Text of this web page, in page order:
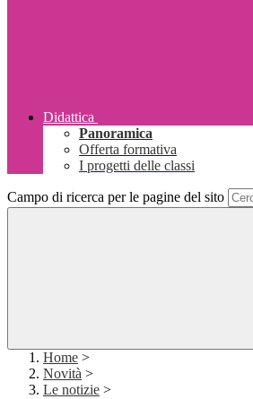
Didattica
Panoramica
Offerta formativa
I progetti delle classi
Campo di ricerca per le pagine del sito
Home >
Novità >
Le notizie >